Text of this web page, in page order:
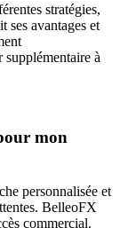
stratégies,
ses avantages et
supplémentaire à
mon
personnalisée et
BelleoFX
commercial.